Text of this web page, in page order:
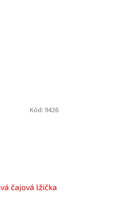
čajová lžička
Kód: 9426